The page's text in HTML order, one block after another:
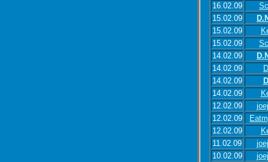
16.02.09
15.02.09
15.02.09
15.02.09
14.02.09
14.02.09
14.02.09
14.02.09
12.02.09
12.02.09
12.02.09
11.02.09
10.02.09